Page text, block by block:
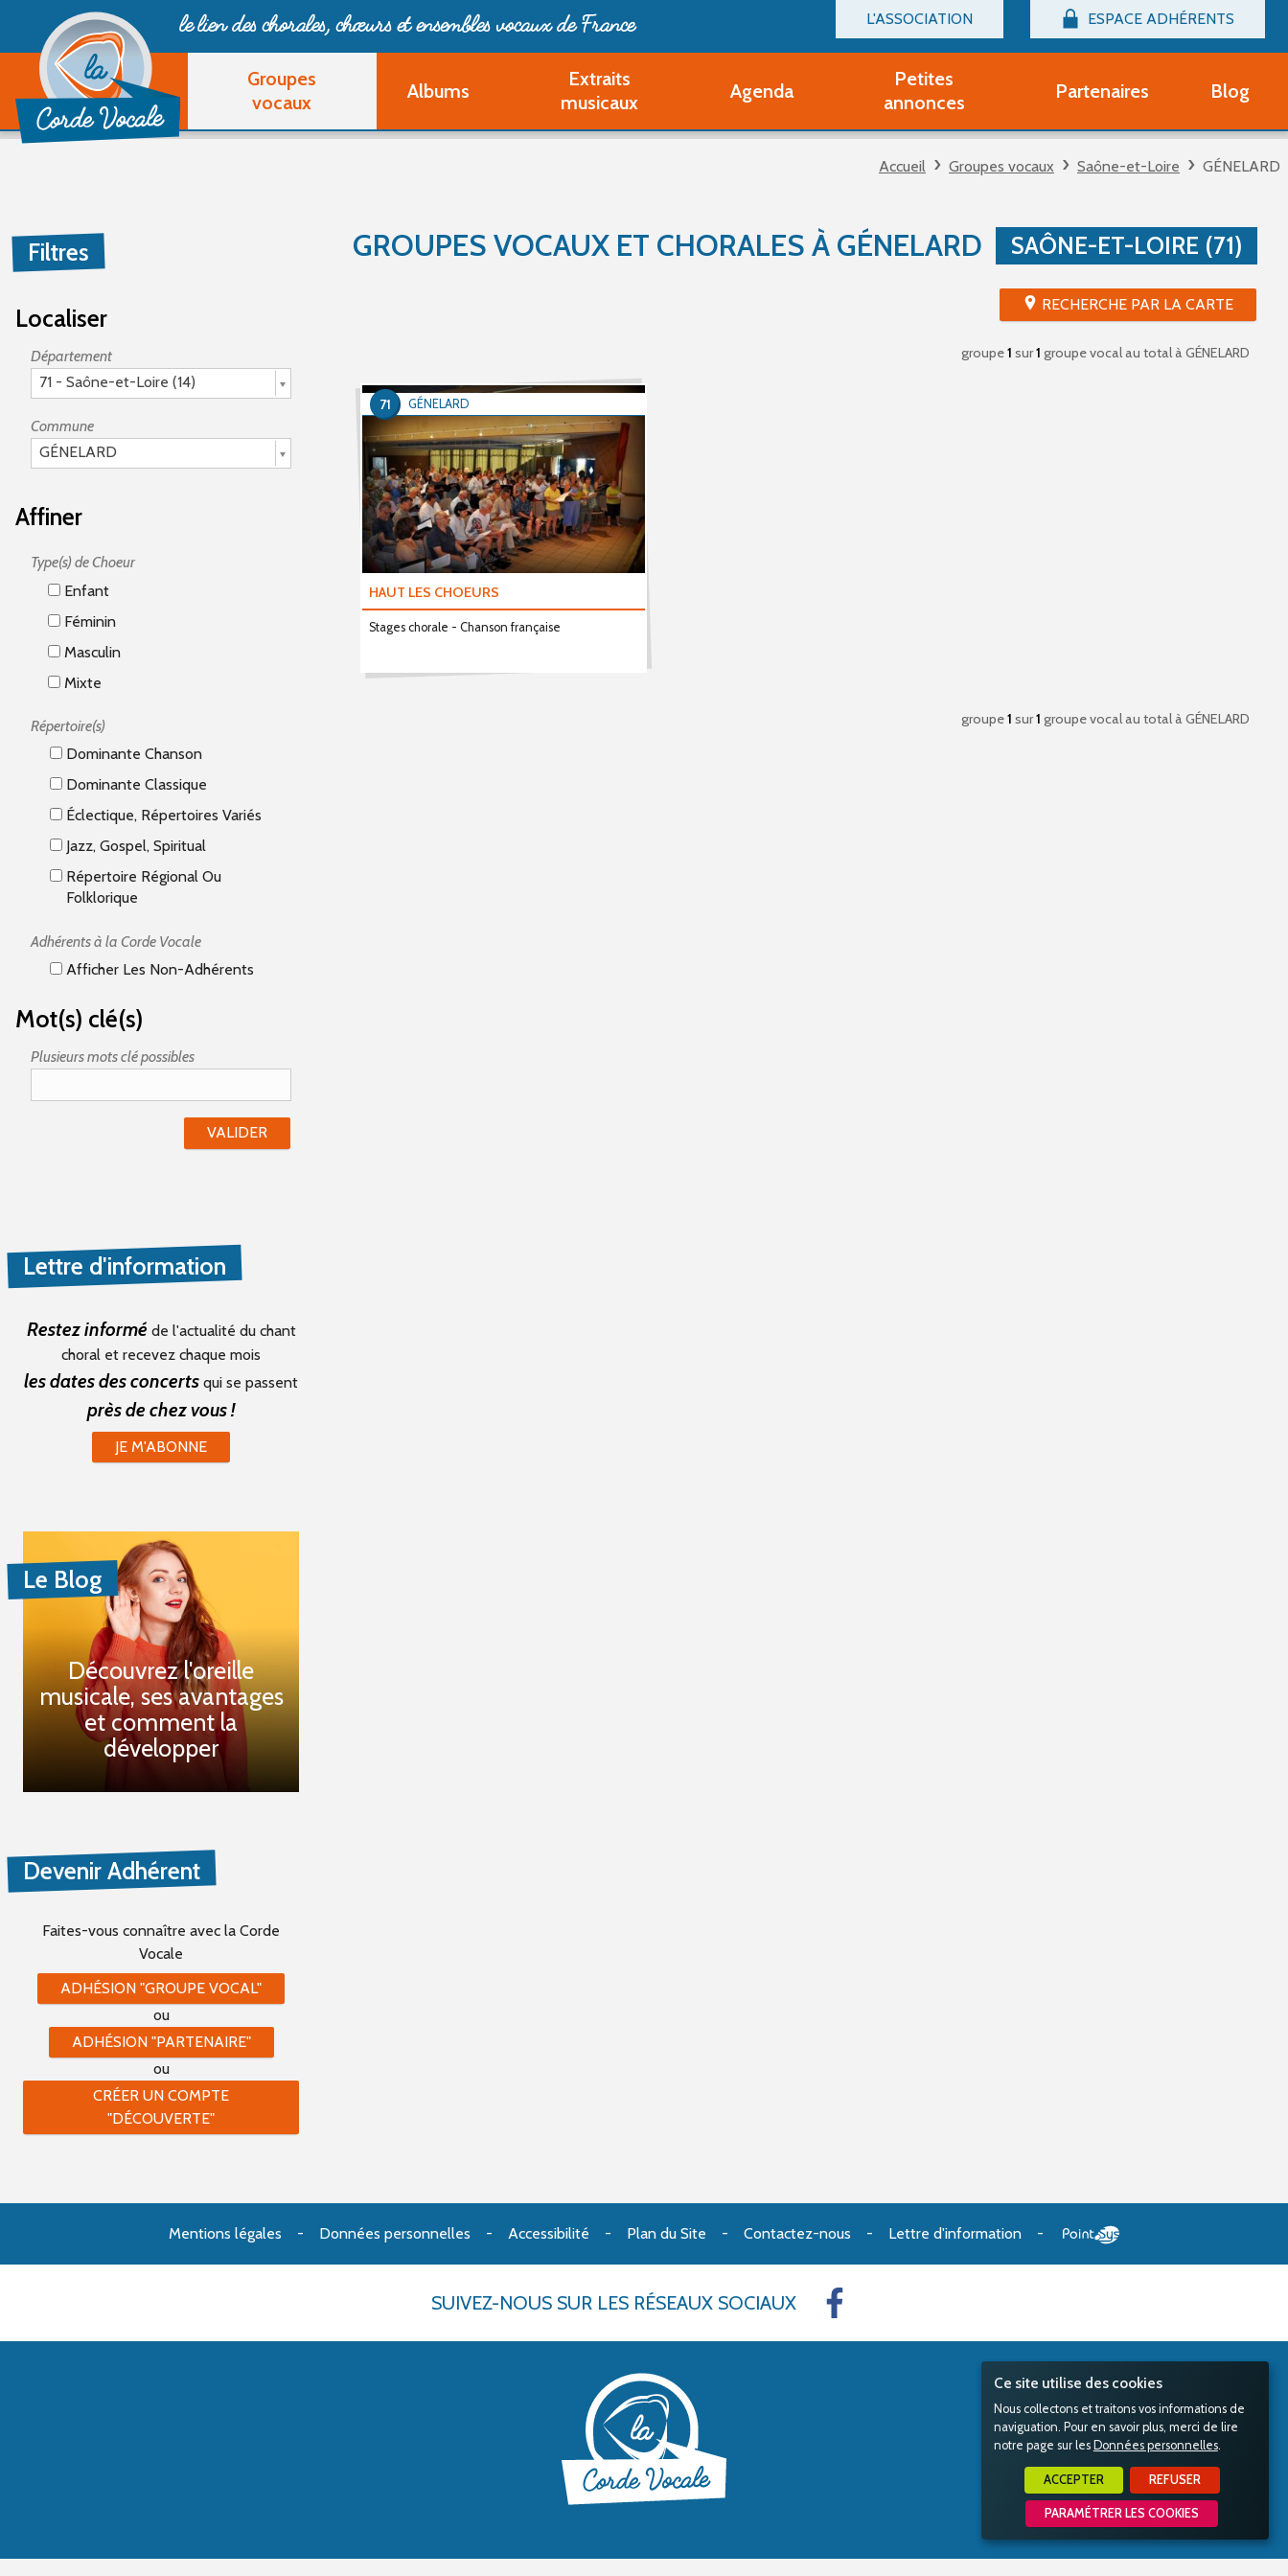
Ce site utilise des cookies
Nous collectons et traitons vos informations de
naviguation. Pour en savoir plus, merci de lire
notre page sur les Données personnelles.
ACCEPTER REFUSER
PARAMÉTRER LES COOKIES
L'ASSOCIATION
Billetterie
Devenir adhérent Groupe Vocal
Devenir adhérent Partenaire
Ouvrir un compte Découverte
ESPACE ADHÉRENTS
Connexion
le lien des chorales, chœurset ensembles vocaux de France
Groupes
vocaux
Albums
Extraits
musicaux
Agenda
Petites
annonces
Partitions d'occasion
Partenaires Blog
Accueil Groupes vocaux Saône-et-Loire GÉNELARD
Filtres
Localiser
Département
71 - Saône-et-Loire (14)
Commune
GÉNELARD
Affiner
Type(s) de Choeur
Enfant
Féminin
Masculin
Mixte
Répertoire(s)
Dominante Chanson
Dominante Classique
Éclectique, Répertoires Variés
Jazz, Gospel, Spiritual
Répertoire Régional Ou
Folklorique
Adhérents à la Corde Vocale
Afficher Les Non-Adhérents
Mot(s) clé(s)
Plusieurs mots clé possibles
GROUPES VOCAUX ET CHORALES À GÉNELARD SAÔNE-ET-LOIRE (71)
RECHERCHE PAR LA CARTE
groupe1 sur1 groupe vocal au totalà GÉNELARD
HAUT LES CHOEURS
Stages chorale - Chanson française
GÉNELARD
71
groupe1 sur1 groupe vocal au totalà GÉNELARD
Lettre d'information
Restez informé de l'actualité du chant
choral et recevez chaque mois
les dates des concerts qui se passent
près de chez vous !
JE M'ABONNE
Le Blog
Découvrez l'oreille
musicale, ses avantages
et comment la
développer
Devenir Adhérent
Faites-vous connaître avec la Corde
Vocale
ADHÉSION "GROUPE VOCAL"
ou
ADHÉSION "PARTENAIRE"
ou
CRÉER UN COMPTE
"DÉCOUVERTE"
Mentions légales Données personnelles Accessibilité Plan du Site Contactez-nous Lettre d'information
SUIVEZ-NOUS SUR LES RÉSEAUX SOCIAUX